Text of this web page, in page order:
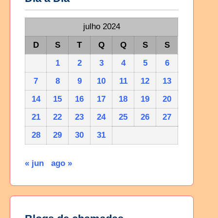
julho 2024
D
S T Q Q S
S
1
2 3 4 5
6
7
8 9 10 11 12
13
14
15 16 17 18 19
20
21
22 23 24 25 26
27
28
29 30 31
« jun ago »